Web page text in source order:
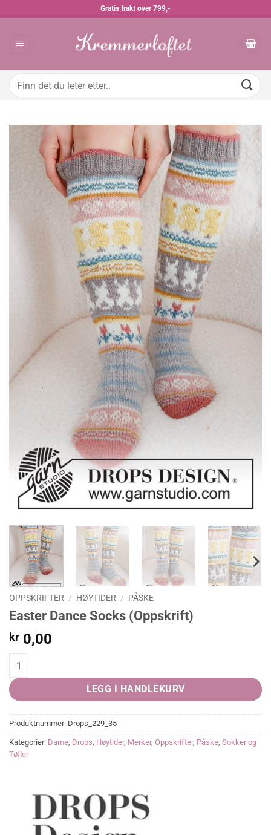
Gratis frakt over 799,-
Søk
OPPSKRIFTER / HØYTIDER / PÅSKE
Easter Dance Socks (Oppskrift)
kr 0,00
Easter Dance Socks (Oppskrift) quantity
LEGG I HANDLEKURV
Produktnummer: Drops_229_35
Kategorier: Dame, Drops, Høytider, Merker, Oppskrifter, Påske, Sokker og
Tøfler